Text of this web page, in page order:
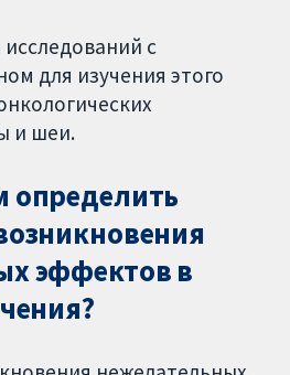
с
для изучения этого
и шеи.
эффектов в